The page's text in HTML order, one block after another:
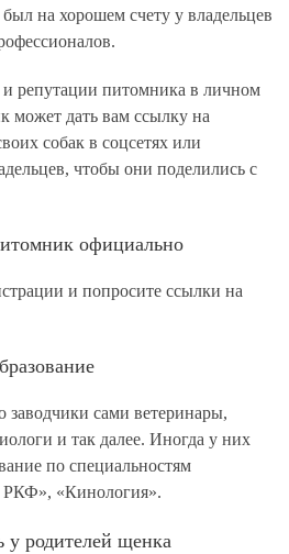
на хорошем счету у владельцев
и репутации питомника в личном
может дать вам ссылку на
собак в соцсетях или
чтобы они поделились с
официально
и попросите ссылки на
сами ветеринары,
и так далее. Иногда у них
по специальностям
РКФ», «Кинология».
у родителей щенка